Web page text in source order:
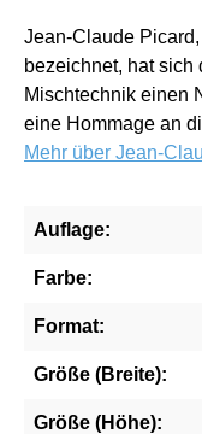
Jean-Claude
bezeichnet, hat
Mischtechnik einen
eine Hommage an
Mehr über Jean-
Auflage:
Farbe:
Format:
Größe (Breite):
Größe (Höhe):